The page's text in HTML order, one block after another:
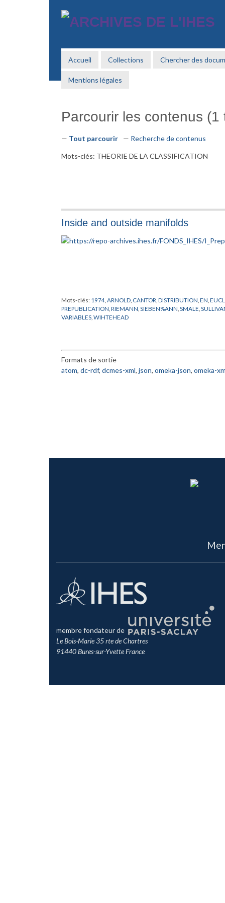
Accueil Collections Chercher des
Mentions légales
Parcourir les contenus (1
Tout parcourir Recherche de contenus
Mots-clés: THEORIE DE LA CLASSIFICATION
Inside and outside manifolds
Mots-clés: 1974 ARNOLD CANTOR DISTRIBUTION EN
PREPUBLICATION RIEMANN SIEBEN%ANN SMALE
VARIABLES WIHTEHEAD
Formats de sortie
atom, dc-rdf, dcmes-xml, json, omeka-json, omeka-
membre fondateur de
Le Bois-Marie 35 rte de Chartres
91440 Bures-sur-Yvette France